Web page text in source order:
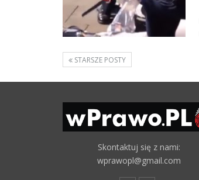
STARSZE POSTY
Skontaktuj się z nami:
wprawopl@gmail.com